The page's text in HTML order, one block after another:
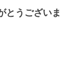
とうございま